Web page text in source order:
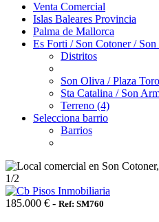
Venta Comercial
Islas Baleares Provincia
Palma de Mallorca
Es Forti / Son Cotoner / Son
Distritos
Son Oliva / Plaza
Sta Catalina / Son
Terreno (4)
Selecciona barrio
Barrios
1/2
185.000 € - Ref: SM760